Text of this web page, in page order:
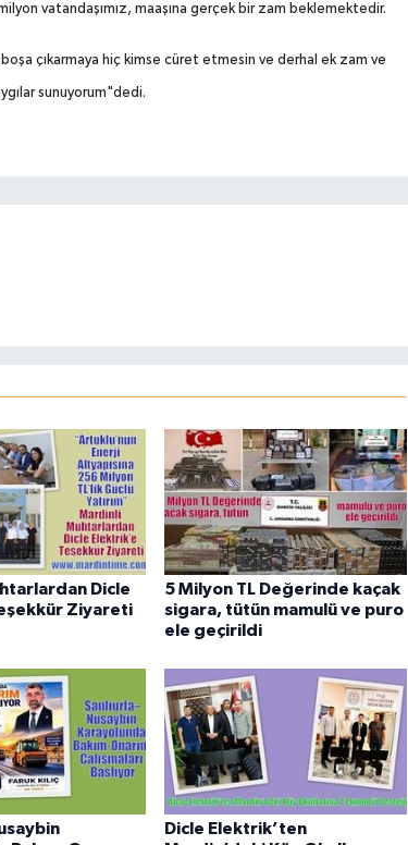
vatandaşımız, maaşına gerçek bir zam beklemektedir.
çıkarmaya hiç kimse cüret etmesin ve derhal ek zam ve
sunuyorum"dedi.
Dicle
Ziyareti
5 Milyon TL Değerinde kaçak
sigara, tütün mamulü ve puro
ele geçirildi
Dicle Elektrik’ten